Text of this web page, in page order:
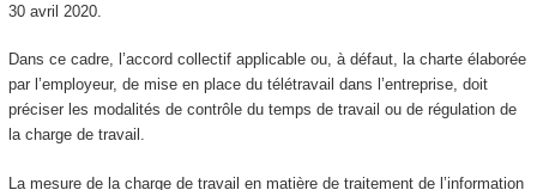
30 avril 2020.
Dans ce cadre, l’accord collectif applicable ou, à défaut, la charte élaborée
par l’employeur, de mise en place du télétravail dans l’entreprise, doit
préciser les modalités de contrôle du temps de travail ou de régulation de
la charge de travail.
La mesure de la charge de travail en matière de traitement de l’information